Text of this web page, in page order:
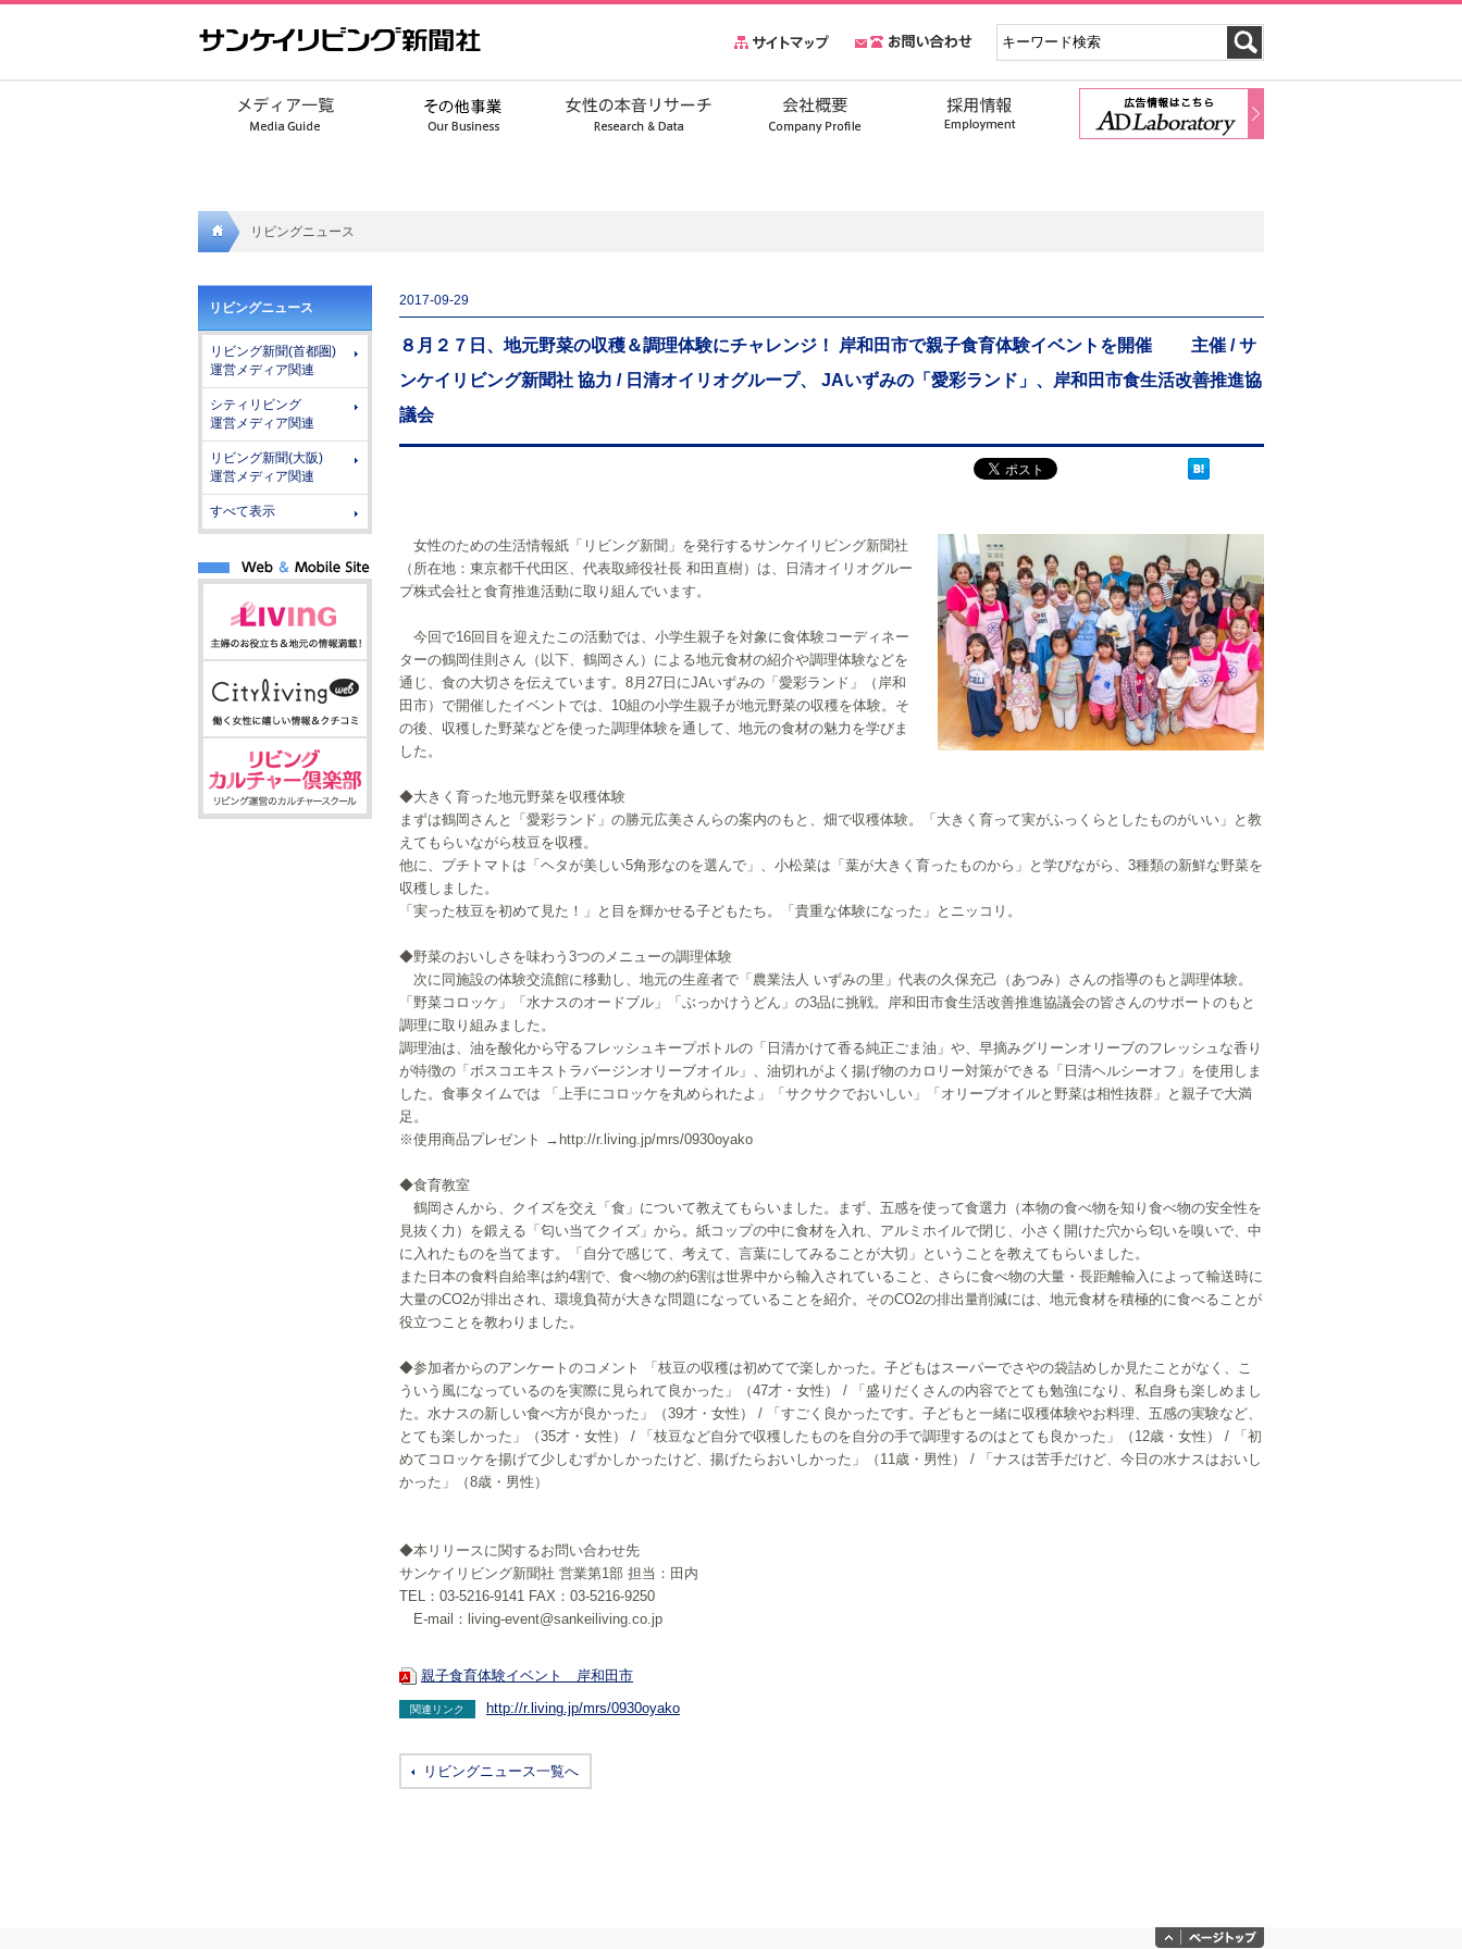
イリビ
ング新
聞社
リビングニュース
リビングニュース
リビング新聞(首都圏)
運営メディア関連
シティリビング
運営メディア関連
リビング新聞(大阪)
運営メディア関連
すべて表示
2017-09-29
８月２７日、地元野菜の収穫＆調理体験にチャレンジ！ 岸和田市で親子食育体験イベントを開催 主催 / サ
ンケイリビング新聞社 協力 / 日清オイリオグループ、 JAいずみの「愛彩ランド」、岸和田市食生活改善推進協
議会
女性のための生活情報紙「リビング新聞」を発行するサンケイリビング新聞社
（所在地：東京都千代田区、代表取締役社長 和田直樹）は、日清オイリオグルー
プ株式会社と食育推進活動に取り組んでいます。
今回で16回目を迎えたこの活動では、小学生親子を対象に食体験コーディネー
ターの鶴岡佳則さん（以下、鶴岡さん）による地元食材の紹介や調理体験などを
通じ、食の大切さを伝えています。8月27日にJAいずみの「愛彩ランド」（岸和
田市）で開催したイベントでは、10組の小学生親子が地元野菜の収穫を体験。そ
の後、収穫した野菜などを使った調理体験を通して、地元の食材の魅力を学びま
した。
◆大きく育った地元野菜を収穫体験
まずは鶴岡さんと「愛彩ランド」の勝元広美さんらの案内のもと、畑で収穫体験。「大きく育って実がふっくらとしたものがいい」と教
えてもらいながら枝豆を収穫。
他に、プチトマトは「ヘタが美しい5角形なのを選んで」、小松菜は「葉が大きく育ったものから」と学びながら、3種類の新鮮な野菜を
収穫しました。
「実った枝豆を初めて見た！」と目を輝かせる子どもたち。「貴重な体験になった」とニッコリ。
◆野菜のおいしさを味わう3つのメニューの調理体験
次に同施設の体験交流館に移動し、地元の生産者で「農業法人 いずみの里」代表の久保充己（あつみ）さんの指導のもと調理体験。
「野菜コロッケ」「水ナスのオードブル」「ぶっかけうどん」の3品に挑戦。岸和田市食生活改善推進協議会の皆さんのサポートのもと
調理に取り組みました。
調理油は、油を酸化から守るフレッシュキープボトルの「日清かけて香る純正ごま油」や、早摘みグリーンオリーブのフレッシュな香り
が特徴の「ボスコエキストラバージンオリーブオイル」、油切れがよく揚げ物のカロリー対策ができる「日清ヘルシーオフ」を使用しま
した。食事タイムでは 「上手にコロッケを丸められたよ」「サクサクでおいしい」「オリーブオイルと野菜は相性抜群」と親子で大満
足。
※使用商品プレゼント →http://r.living.jp/mrs/0930oyako
◆食育教室
鶴岡さんから、クイズを交え「食」について教えてもらいました。まず、五感を使って食選力（本物の食べ物を知り食べ物の安全性を
見抜く力）を鍛える「匂い当てクイズ」から。紙コップの中に食材を入れ、アルミホイルで閉じ、小さく開けた穴から匂いを嗅いで、中
に入れたものを当てます。「自分で感じて、考えて、言葉にしてみることが大切」ということを教えてもらいました。
また日本の食料自給率は約4割で、食べ物の約6割は世界中から輸入されていること、さらに食べ物の大量・長距離輸入によって輸送時に
大量のCO2が排出され、環境負荷が大きな問題になっていることを紹介。そのCO2の排出量削減には、地元食材を積極的に食べることが
役立つことを教わりました。
◆参加者からのアンケートのコメント 「枝豆の収穫は初めてで楽しかった。子どもはスーパーでさやの袋詰めしか見たことがなく、こ
ういう風になっているのを実際に見られて良かった」（47才・女性） / 「盛りだくさんの内容でとても勉強になり、私自身も楽しめまし
た。水ナスの新しい食べ方が良かった」（39才・女性） / 「すごく良かったです。子どもと一緒に収穫体験やお料理、五感の実験など、
とても楽しかった」（35才・女性） / 「枝豆など自分で収穫したものを自分の手で調理するのはとても良かった」（12歳・女性） / 「初
めてコロッケを揚げて少しむずかしかったけど、揚げたらおいしかった」（11歳・男性） / 「ナスは苦手だけど、今日の水ナスはおいし
かった」（8歳・男性）
◆本リリースに関するお問い合わせ先
サンケイリビング新聞社 営業第1部 担当：田内
TEL：03-5216-9141 FAX：03-5216-9250
E-mail：living-event@sankeiliving.co.jp
親子食育体験イベント 岸和田市
関連リンク http://r.living.jp/mrs/0930oyako
リビングニュース一覧へ